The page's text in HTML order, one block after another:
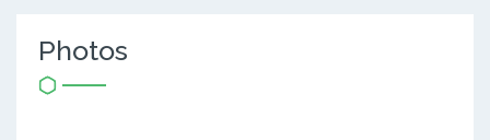
Photos